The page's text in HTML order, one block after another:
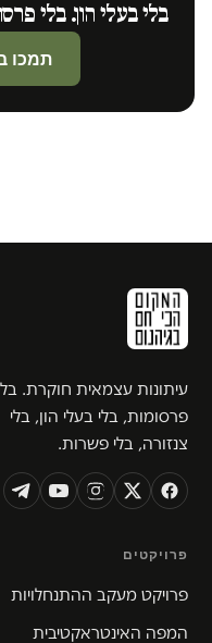
בלי בעלי הון. בלי
תמכו
עיתונות עצמאית חוקרת.
פרסומות, בלי בעלי הון, בלי
צנזורה, בלי פשרות.
פרויקטים
פרויקט מעקב ההתנחלויות
המפה האינטראקטיבית